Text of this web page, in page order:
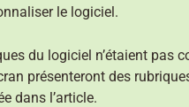
le logiciel.
du logiciel n’étaient pas
présenteront des
dans l’article.